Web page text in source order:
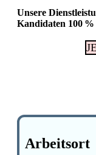
Unsere
Kandidaten 100 %
Arbeitsort